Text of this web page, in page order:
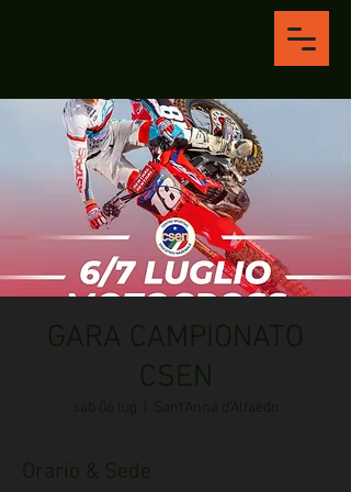
GARA CAMPIONATO
CSEN
sab 06 lug Sant'Anna d'Alfaedo
Orario & Sede